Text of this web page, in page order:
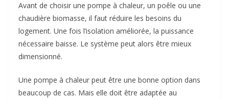
Avant de choisir une pompe à chaleur, un poêle ou une
chaudière biomasse, il faut réduire les besoins du
logement. Une fois l’isolation améliorée, la puissance
nécessaire baisse. Le système peut alors être mieux
dimensionné.
Une pompe à chaleur peut être une bonne option dans
beaucoup de cas. Mais elle doit être adaptée au